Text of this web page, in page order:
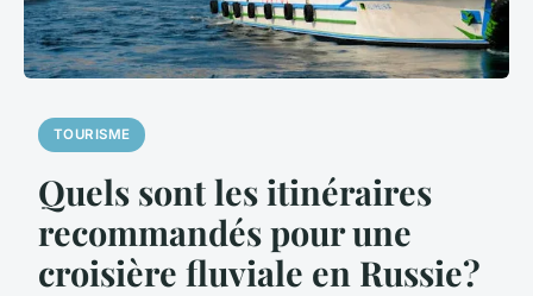
TOURISME
Quels sont les itinéraires
recommandés pour une
croisière fluviale en Russie?